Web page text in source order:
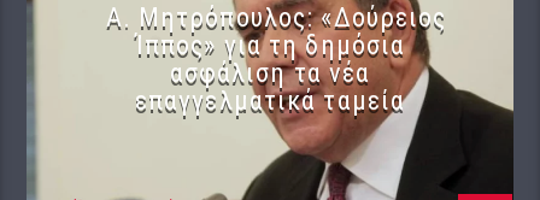
Α. Μητρόπουλος: «Δούρειος
Ίππος» για τη δημόσια
ασφάλιση τα νέα
επαγγελματικά ταμεία